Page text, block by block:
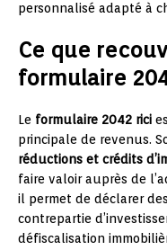
personnalisé adapté à
Ce que
formulaire
Le formulaire 2042 rici
principale de revenus.
réductions et crédits
faire valoir auprès de
il permet de déclarer
contrepartie
défiscalisation